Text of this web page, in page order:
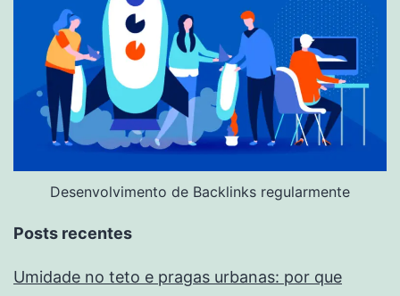
Desenvolvimento de Backlinks regularmente
Posts recentes
Umidade no teto e pragas urbanas: por que